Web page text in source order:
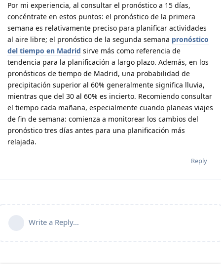
Por mi experiencia, al consultar el pronóstico a 15 días,
concéntrate en estos puntos: el pronóstico de la primera
semana es relativamente preciso para planificar actividades
al aire libre; el pronóstico de la segunda semana pronóstico
del tiempo en Madrid sirve más como referencia de
tendencia para la planificación a largo plazo. Además, en los
pronósticos de tiempo de Madrid, una probabilidad de
precipitación superior al 60% generalmente significa lluvia,
mientras que del 30 al 60% es incierto. Recomiendo consultar
el tiempo cada mañana, especialmente cuando planeas viajes
de fin de semana: comienza a monitorear los cambios del
pronóstico tres días antes para una planificación más
relajada.
Reply
Write a Reply...